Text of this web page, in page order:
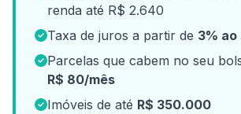
renda até R$ 2.640
Taxa de juros a partir de 3% ao
Parcelas que cabem no seu
R$ 80/mês
Imóveis de até R$ 350.000